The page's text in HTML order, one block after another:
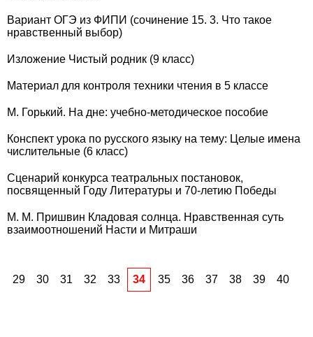
Вариант ОГЭ из ФИПИ (сочинение 15. 3. Что такое
нравственный выбор)
Изложение Чистый родник (9 класс)
Материал для контроля техники чтения в 5 классе
М. Горький. На дне: учебно-методическое пособие
Конспект урока по русского языку на тему: Целые имена
числительные (6 класс)
Сценарий конкурса театральных постановок,
посвященный Году Литературы и 70-летию Победы
М. М. Пришвин Кладовая солнца. Нравственная суть
взаимоотношений Насти и Митраши
29 30 31 32 33 34 35 36 37 38 39 40